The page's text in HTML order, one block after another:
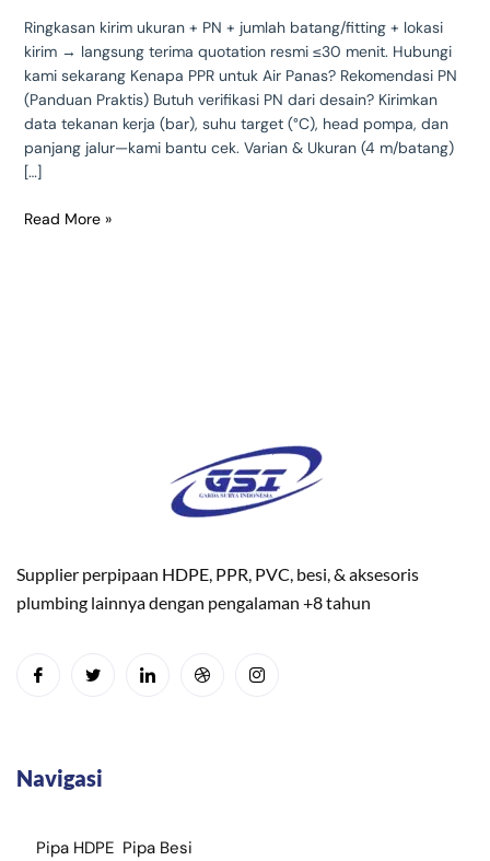
Ringkasan kirim ukuran + PN + jumlah batang/fitting + lokasi
kirim → langsung terima quotation resmi ≤30 menit. Hubungi
kami sekarang Kenapa PPR untuk Air Panas? Rekomendasi PN
(Panduan Praktis) Butuh verifikasi PN dari desain? Kirimkan
data tekanan kerja (bar), suhu target (°C), head pompa, dan
panjang jalur—kami bantu cek. Varian & Ukuran (4 m/batang)
[…]
Ongkir
JKT–
Jabar)
Read More »
Supplier perpipaan HDPE, PPR, PVC, besi, & aksesoris
plumbing lainnya dengan pengalaman +8 tahun
Navigasi
Pipa HDPE Pipa Besi